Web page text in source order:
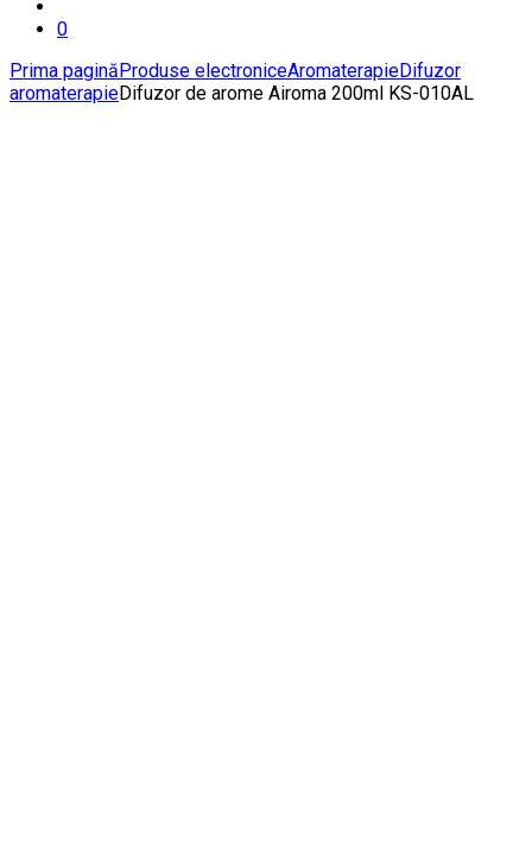
0
Prima paginăProduse electroniceAromaterapieDifuzor
aromaterapieDifuzor de arome Airoma 200ml KS-010AL